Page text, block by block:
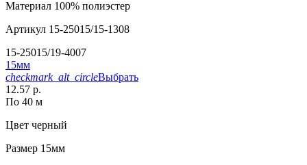
Материал 100% полиэстер
Артикул 15-25015/15-1308
15-25015/19-4007
15мм
checkmark_alt_circleВыбрать
12.57 р.
По 40 м
Цвет черный
Размер 15мм